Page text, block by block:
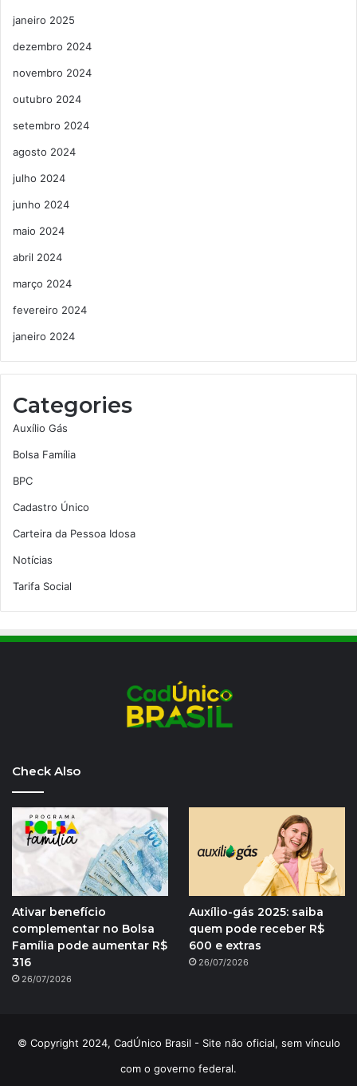
janeiro 2025
dezembro 2024
novembro 2024
outubro 2024
setembro 2024
agosto 2024
julho 2024
junho 2024
maio 2024
abril 2024
março 2024
fevereiro 2024
janeiro 2024
Categories
Auxílio Gás
Bolsa Família
BPC
Cadastro Único
Carteira da Pessoa Idosa
Notícias
Tarifa Social
Check Also
Ativar benefício
complementar no Bolsa
Família pode aumentar R$
316
26/07/2026
Auxílio-gás 2025: saiba
quem pode receber R$
600 e extras
26/07/2026
© Copyright 2024, CadÚnico Brasil - Site não oficial, sem vínculo
com o governo federal.